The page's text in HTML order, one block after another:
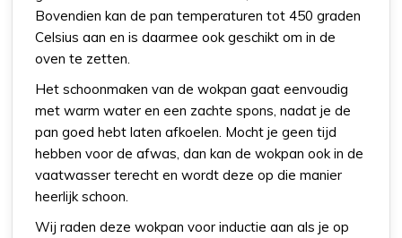
Bovendien kan de pan temperaturen tot 450 graden
Celsius aan en is daarmee ook geschikt om in de
oven te zetten.
Het schoonmaken van de wokpan gaat eenvoudig
met warm water en een zachte spons, nadat je de
pan goed hebt laten afkoelen. Mocht je geen tijd
hebben voor de afwas, dan kan de wokpan ook in de
vaatwasser terecht en wordt deze op die manier
heerlijk schoon.
Wij raden deze wokpan voor inductie aan als je op